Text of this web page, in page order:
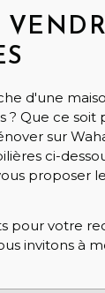
d'une
? Que ce soit
sur
ci-
proposer
pour votre
invitons à